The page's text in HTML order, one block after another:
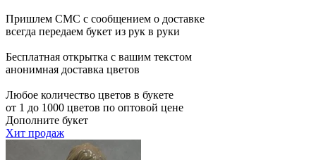
Пришлем СМС с сообщением о доставке
всегда передаем букет из рук в руки
Бесплатная открытка с вашим текстом
анонимная доставка цветов
Любое количество цветов в букете
от 1 до 1000 цветов по оптовой цене
Дополните букет
Хит продаж